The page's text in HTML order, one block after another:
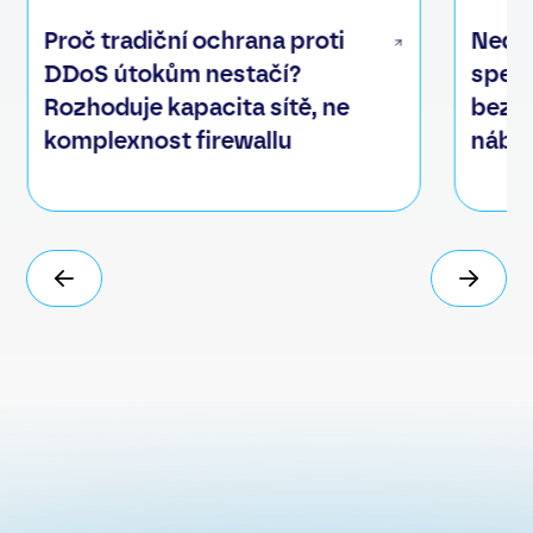
Proč tradiční ochrana proti
DDoS útokům nestačí?
Rozhoduje kapacita sítě, ne
komplexnost firewallu